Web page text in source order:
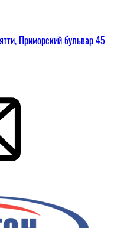
Приморский бульвар 45